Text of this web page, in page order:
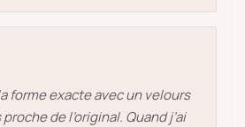
forme exacte avec un velours
de l’original. Quand j’ai